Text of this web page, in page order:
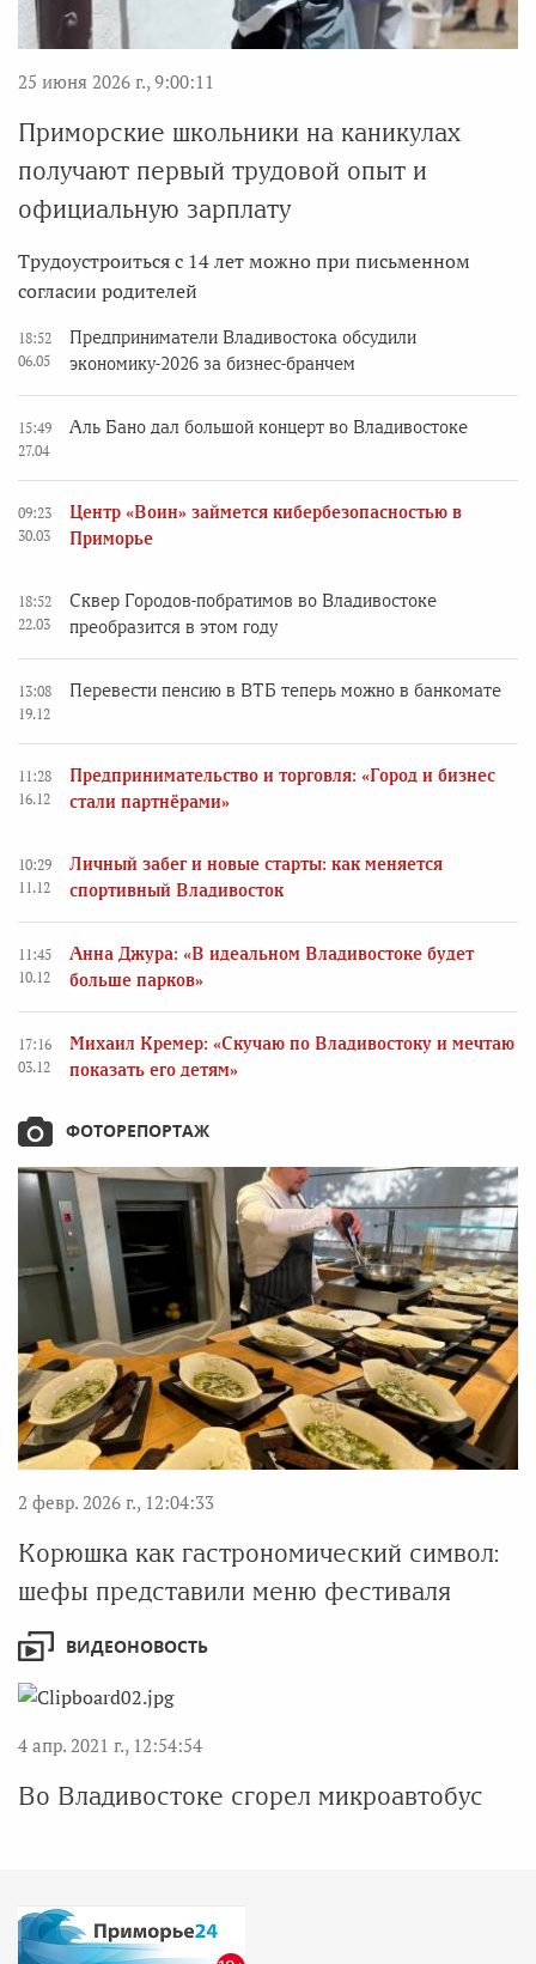
25 июня 2026 г., 9:00:11
Приморские школьники на каникулах
получают первый трудовой опыт и
официальную зарплату
Трудоустроиться с 14 лет можно при письменном
согласии родителей
18:52
06.05
Предприниматели Владивостока обсудили
экономику-2026 за бизнес-бранчем
15:49
27.04
Аль Бано дал большой концерт во Владивостоке
09:23
30.03
Центр «Воин» займется кибербезопасностью в
Приморье
18:52
22.03
Сквер Городов-побратимов во Владивостоке
преобразится в этом году
13:08
19.12
Перевести пенсию в ВТБ теперь можно в банкомате
11:28
16.12
Предпринимательство и торговля: «Город и бизнес
стали партнёрами»
10:29
11.12
Личный забег и новые старты: как меняется
спортивный Владивосток
11:45
10.12
Анна Джура: «В идеальном Владивостоке будет
больше парков»
17:16
03.12
Михаил Кремер: «Скучаю по Владивостоку и мечтаю
показать его детям»
ФОТОРЕПОРТАЖ
2 февр. 2026 г., 12:04:33
Корюшка как гастрономический символ:
шефы представили меню фестиваля
ВИДЕОНОВОСТЬ
4 апр. 2021 г., 12:54:54
Во Владивостоке сгорел микроавтобус